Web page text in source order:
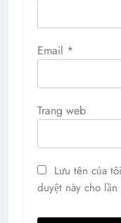
Email *
Trang web
Lưu tên của
duyệt này cho